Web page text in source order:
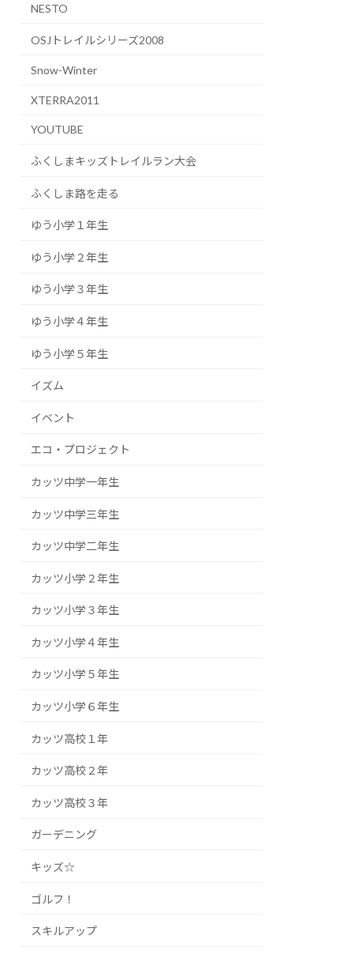
NESTO
OSJトレイルシリーズ2008
Snow-Winter
XTERRA2011
YOUTUBE
ふくしまキッズトレイルラン大会
ふくしま路を走る
ゆう小学１年生
ゆう小学２年生
ゆう小学３年生
ゆう小学４年生
ゆう小学５年生
イズム
イベント
エコ・プロジェクト
カッツ中学一年生
カッツ中学三年生
カッツ中学二年生
カッツ小学２年生
カッツ小学３年生
カッツ小学４年生
カッツ小学５年生
カッツ小学６年生
カッツ高校１年
カッツ高校２年
カッツ高校３年
ガーデニング
キッズ☆
ゴルフ！
スキルアップ